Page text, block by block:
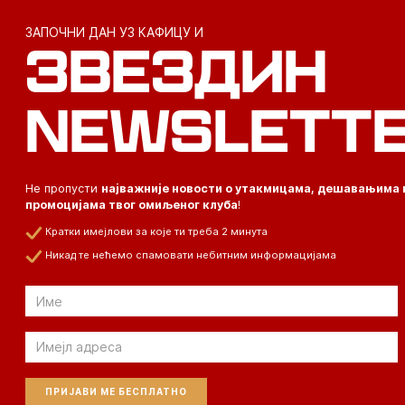
ЗАПОЧНИ ДАН УЗ КАФИЦУ И
ЗВЕЗДИН
Не пропусти најважније новости о утакмицама, дешавањима
промоцијама твог омиљеног клуба!
Кратки имејлови за које ти треба 2 минута
Никад те нећемо спамовати небитним информацијама
Email
Email